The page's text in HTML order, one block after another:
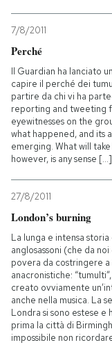
7/8/2011
Perché
Il Guardian ha lanciato
capire il perché dei
partire da chi vi ha
reporting and tweeting
eyewitnesses on the
what happened, and its
emerging. What will
however, is any sense [...]
27/8/2011
London’s burning
La lunga e intensa storia
anglosassoni (che da
povera da costringere
anacronistiche:
creato ovviamente
anche nella musica. La
Londra si sono estese
prima la città di
impossibile non